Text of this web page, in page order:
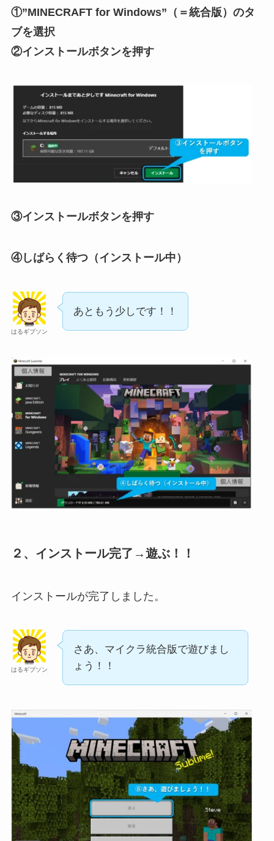
①”MINECRAFT for Windows”（＝統合版）のタ
ブを選択
②インストールボタンを押す
③インストールボタンを押す
④しばらく待つ（インストール中）
はるギブソン
あともう少しです！！
２、インストール完了→遊ぶ！！
インストールが完了しました。
はるギブソン
さあ、マイクラ統合版で遊びまし
ょう！！